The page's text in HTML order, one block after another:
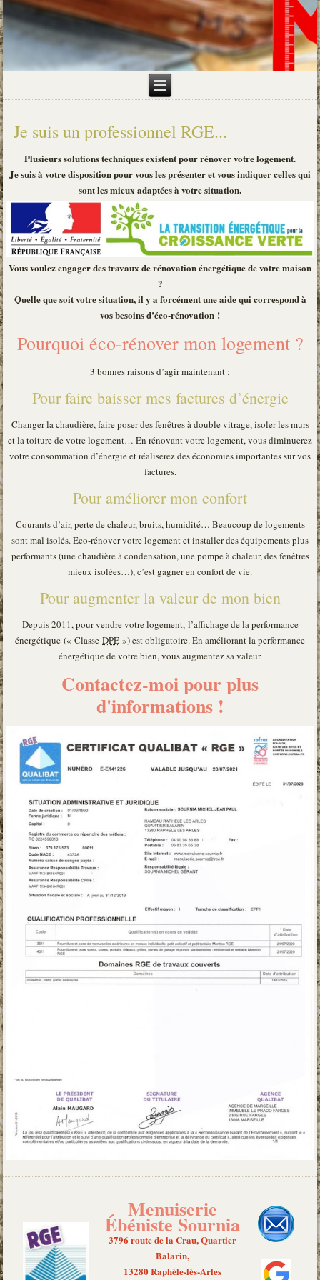
Je suis un professionnel RGE...
Plusieurs solutions techniques existent pour rénover votre logement.
Je suis à votre disposition pour vous les présenter et vous indiquer celles qui
sont les mieux adaptées à votre situation.
Vous voulez engager des travaux de rénovation énergétique de votre maison
?
Quelle que soit votre situation, il y a forcément une aide qui correspond à
vos besoins d’éco-rénovation !
Pourquoi éco-rénover mon logement ?
3 bonnes raisons d’agir maintenant :
Pour faire baisser mes factures d’énergie
Changer la chaudière, faire poser des fenêtres à double vitrage, isoler les murs
et la toiture de votre logement… En rénovant votre logement, vous diminuerez
votre consommation d’énergie et réaliserez des économies importantes sur vos
factures.
Pour améliorer mon confort
Courants d’air, perte de chaleur, bruits, humidité… Beaucoup de logements
sont mal isolés. Éco-rénover votre logement et installer des équipements plus
performants (une chaudière à condensation, une pompe à chaleur, des fenêtres
mieux isolées…), c’est gagner en confort de vie.
Pour augmenter la valeur de mon bien
Depuis 2011, pour vendre votre logement, l’affichage de la performance
énergétique (« Classe DPE ») est obligatoire. En améliorant la performance
énergétique de votre bien, vous augmentez sa valeur.
Contactez-moi pour plus
d'informations !
Menuiserie
Ébéniste Sournia
3796 route de la Crau, Quartier
Balarin,
13280 Raphèle-lès-Arles